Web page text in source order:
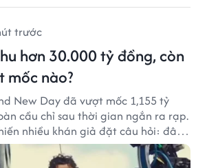
trước
hơn 30.000 tỷ đồng, còn
mốc nào?
New Day đã vượt mốc 1,155 tỷ
cầu chỉ sau thời gian ngắn ra rạp.
nhiều khán giả đặt câu hỏi: đâu
theo của Người Nhện?